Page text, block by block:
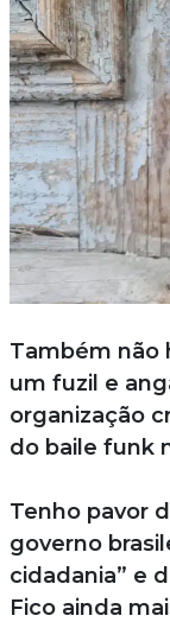
Também não
um fuzil e
organização
do baile funk
Tenho pavor
governo
cidadania” e
Fico ainda